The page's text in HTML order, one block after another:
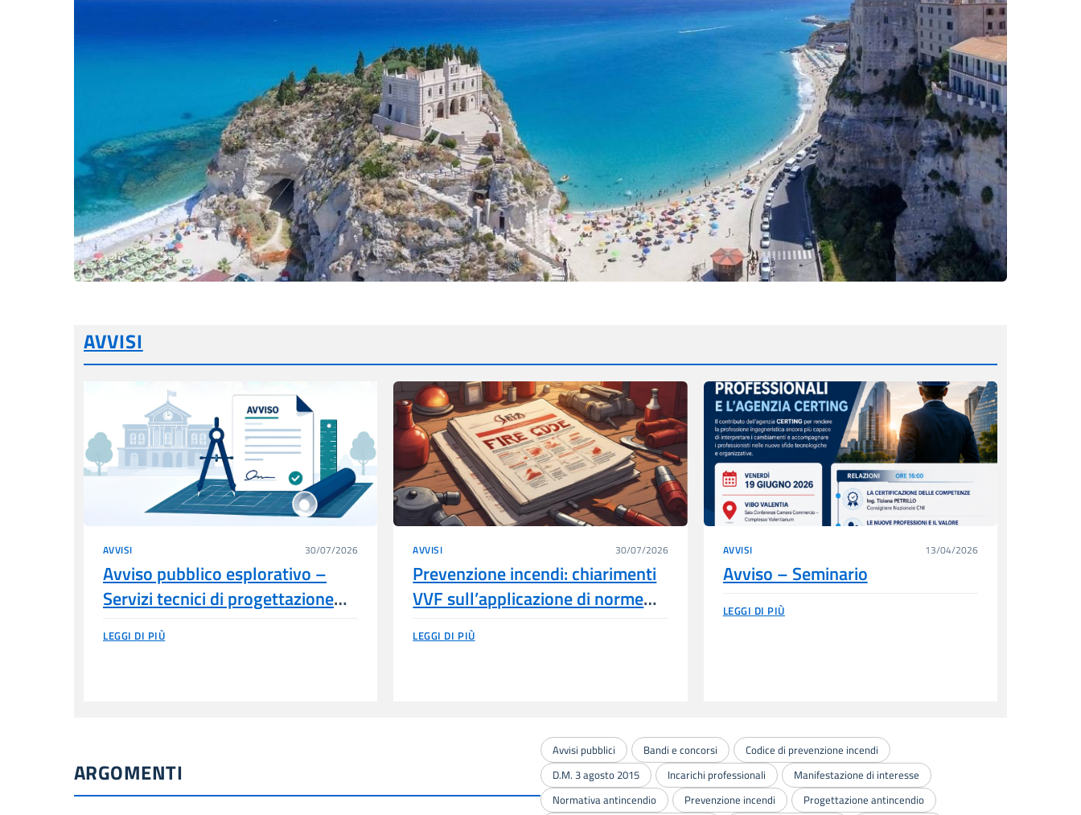
AVVISI
AVVISI 30/07/2026
Avviso pubblico esplorativo –
Servizi tecnici di progettazione
esecutiva – Casa Circondariale di
Vibo Valentia
LEGGI DI PIÙ
AVVISI 30/07/2026
Prevenzione incendi: chiarimenti
VVF sull’applicazione di norme
tecniche estere (Par. G.2.7 del
Codice)
LEGGI DI PIÙ
AVVISI 13/04/2026
Avviso – Seminario
LEGGI DI PIÙ
ARGOMENTI
Avvisi pubblici Bandi e concorsi
Codice di prevenzione incendi
D.M. 3 agosto 2015
Incarichi professionali
Manifestazione di interesse
Normativa antincendio
Prevenzione incendi
Progettazione antincendio